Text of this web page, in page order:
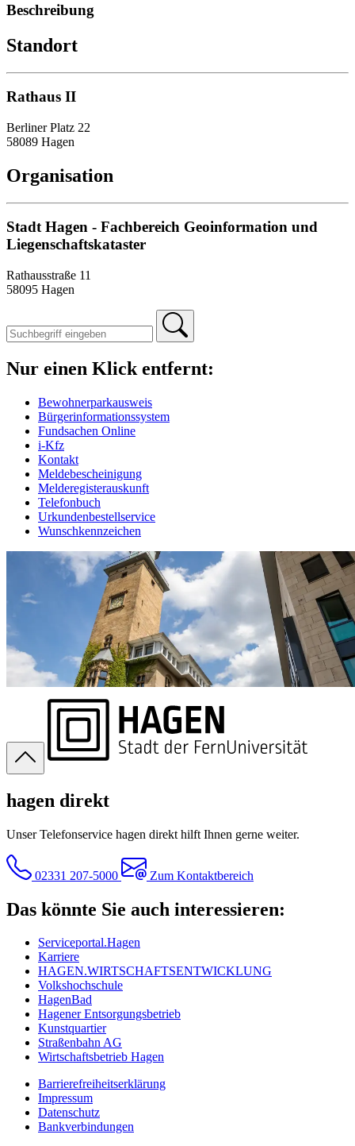
Beschreibung
Standort
Rathaus II
Berliner Platz 22
58089 Hagen
Organisation
Stadt Hagen - Fachbereich Geoinformation und
Liegenschaftskataster
Rathausstraße 11
58095 Hagen
Nur einen Klick entfernt:
Bewohnerparkausweis
Bürgerinformationssystem
Fundsachen Online
i-Kfz
Kontakt
Meldebescheinigung
Melderegisterauskunft
Telefonbuch
Urkundenbestellservice
Wunschkennzeichen
hagen direkt
Unser Telefonservice hagen direkt hilft Ihnen gerne weiter.
02331 207-5000 Zum Kontaktbereich
Das könnte Sie auch interessieren:
Serviceportal.Hagen
Karriere
HAGEN.WIRTSCHAFTSENTWICKLUNG
Volkshochschule
HagenBad
Hagener Entsorgungsbetrieb
Kunstquartier
Straßenbahn AG
Wirtschaftsbetrieb Hagen
Barrierefreiheitserklärung
Impressum
Datenschutz
Bankverbindungen